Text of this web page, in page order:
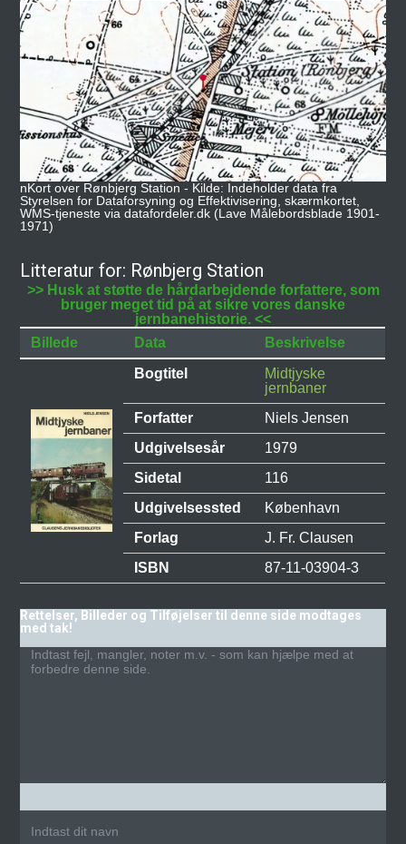
nKort over Rønbjerg Station - Kilde: Indeholder data fra
Styrelsen for Dataforsyning og Effektivisering, skærmkortet,
WMS-tjeneste via datafordeler.dk (Lave Målebordsblade 1901-
1971)
Litteratur for: Rønbjerg Station
>> Husk at støtte de hårdarbejdende forfattere, som
bruger meget tid på at sikre vores danske
jernbanehistorie. <<
Billede
Data
Beskrivelse
Bogtitel
Midtjyske
jernbaner
Forfatter
Niels Jensen
Udgivelsesår
1979
Sidetal
116
Udgivelsessted
København
Forlag
J. Fr. Clausen
ISBN
87-11-03904-3
Rettelser, Billeder og Tilføjelser til denne side modtages
med tak!